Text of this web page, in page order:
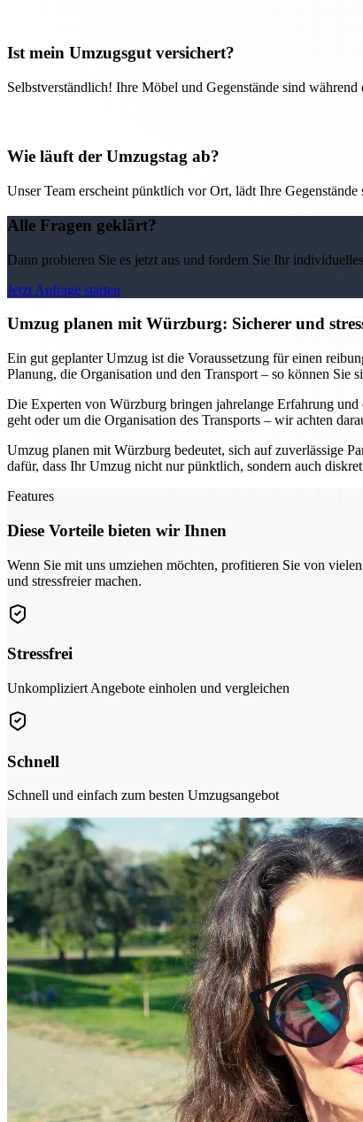
Ist mein Umzugsgut versichert?
Selbstverständlich! Ihre Möbel und Gegenstände sind während
Wie läuft der Umzugstag ab?
Unser Team erscheint pünktlich vor Ort, lädt Ihre
Alle Fragen geklärt?
Dann probieren Sie es jetzt aus und fordern Sie Ihr
Jetzt Anfrage starten
Umzug planen mit Würzburg: Sicherer und
Ein gut geplanter Umzug ist die Voraussetzung für einen
Planung, die Organisation und den Transport – so können Sie
Die Experten von Würzburg bringen jahrelange Erfahrung
geht oder um die Organisation des Transports – wir achten
Umzug planen mit Würzburg bedeutet, sich auf zuverlässige
dafür, dass Ihr Umzug nicht nur pünktlich, sondern auch
Features
Diese Vorteile bieten wir Ihnen
Wenn Sie mit uns umziehen möchten, profitieren Sie von
und stressfreier machen.
Stressfrei
Unkompliziert Angebote einholen und vergleichen
Schnell
Schnell und einfach zum besten Umzugsangebot